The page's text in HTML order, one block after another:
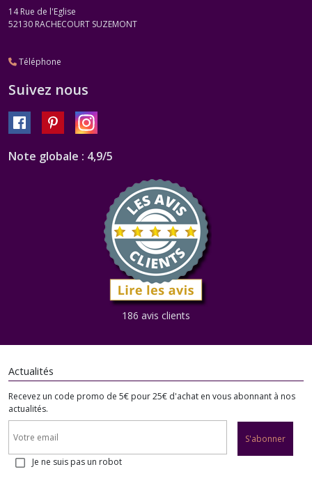
14 Rue de l'Eglise
52130 RACHECOURT SUZEMONT
Téléphone
Suivez nous
Note globale : 4,9/5
186 avis clients
Actualités
Recevez un code promo de 5€ pour 25€ d'achat en vous abonnant à nos
actualités.
S'abonner
Je ne suis pas un robot